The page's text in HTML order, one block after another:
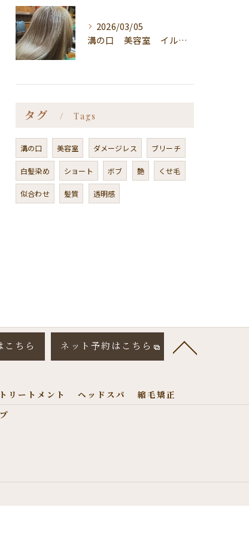
2026/03/05
溝の口 美容室 イルミナカラー
タグ Tags
溝の口 美容室 ダメージレス ブリーチ
白髪染め ショート ボブ 艶 くせ毛
似合わせ 髪質 透明感
こちら ネット予約はこちら
トリートメント ヘッドスパ
縮毛矯正